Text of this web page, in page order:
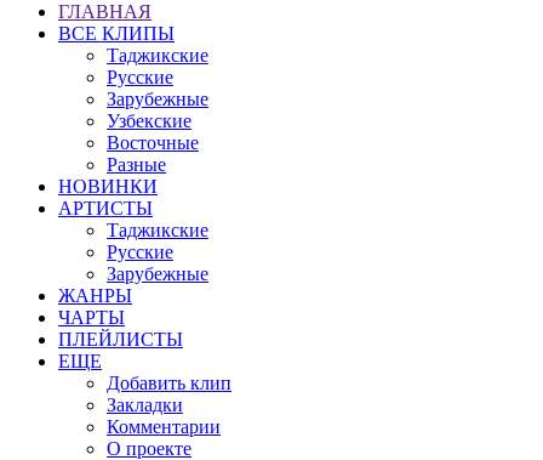
ГЛАВНАЯ
ВСЕ КЛИПЫ
Таджикские
Русские
Зарубежные
Узбекские
Восточные
Разные
НОВИНКИ
АРТИСТЫ
Таджикские
Русские
Зарубежные
ЖАНРЫ
ЧАРТЫ
ПЛЕЙЛИСТЫ
ЕЩЕ
Добавить клип
Закладки
Комментарии
О проекте